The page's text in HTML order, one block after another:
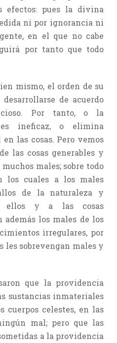
efectos: pues la divina
ni por ignorancia ni
en el que no cabe
por tanto que todo
mismo, el orden de su
de acuerdo
Por tanto, o la
ineficaz, o elimina
las cosas. Pero vemos
las cosas generables y
males; sobre todo
los cuales a los males
de la naturaleza y
ellos y a las cosas
además los males de los
irregulares, por
les sobrevengan males y
que la providencia
sustancias inmateriales
cuerpos celestes, en las
mal; pero que las
a la providencia